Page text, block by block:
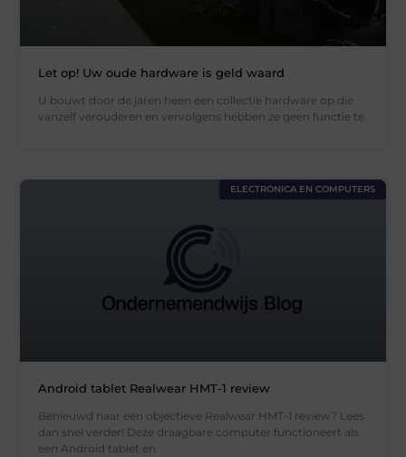
Let op! Uw oude hardware is geld waard
U bouwt door de jaren heen een collectie hardware op die
vanzelf verouderen en vervolgens hebben ze geen functie te
ELECTRONICA EN COMPUTERS
Android tablet Realwear HMT-1 review
Benieuwd naar een objectieve Realwear HMT-1 review? Lees
dan snel verder! Deze draagbare computer functioneert als
een Android tablet en